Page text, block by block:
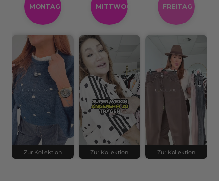
MONTAG
Zur Kollektion
MITTWOCH
Zur Kollektion
FREITAG
Zur Kollektion